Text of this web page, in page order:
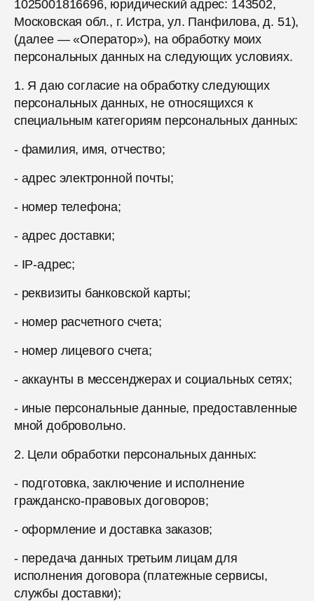
1025001816696, юридический адрес: 143502,
Московская обл., г. Истра, ул. Панфилова, д. 51),
(далее — «Оператор»), на обработку моих
персональных данных на следующих условиях.
1. Я даю согласие на обработку следующих
персональных данных, не относящихся к
специальным категориям персональных данных:
- фамилия, имя, отчество;
- адрес электронной почты;
- номер телефона;
- адрес доставки;
- IP-адрес;
- реквизиты банковской карты;
- номер расчетного счета;
- номер лицевого счета;
- аккаунты в мессенджерах и социальных сетях;
- иные персональные данные, предоставленные
мной добровольно.
2. Цели обработки персональных данных:
- подготовка, заключение и исполнение
гражданско-правовых договоров;
- оформление и доставка заказов;
- передача данных третьим лицам для
исполнения договора (платежные сервисы,
службы доставки);